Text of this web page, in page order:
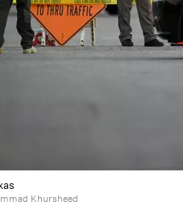
Khursheed